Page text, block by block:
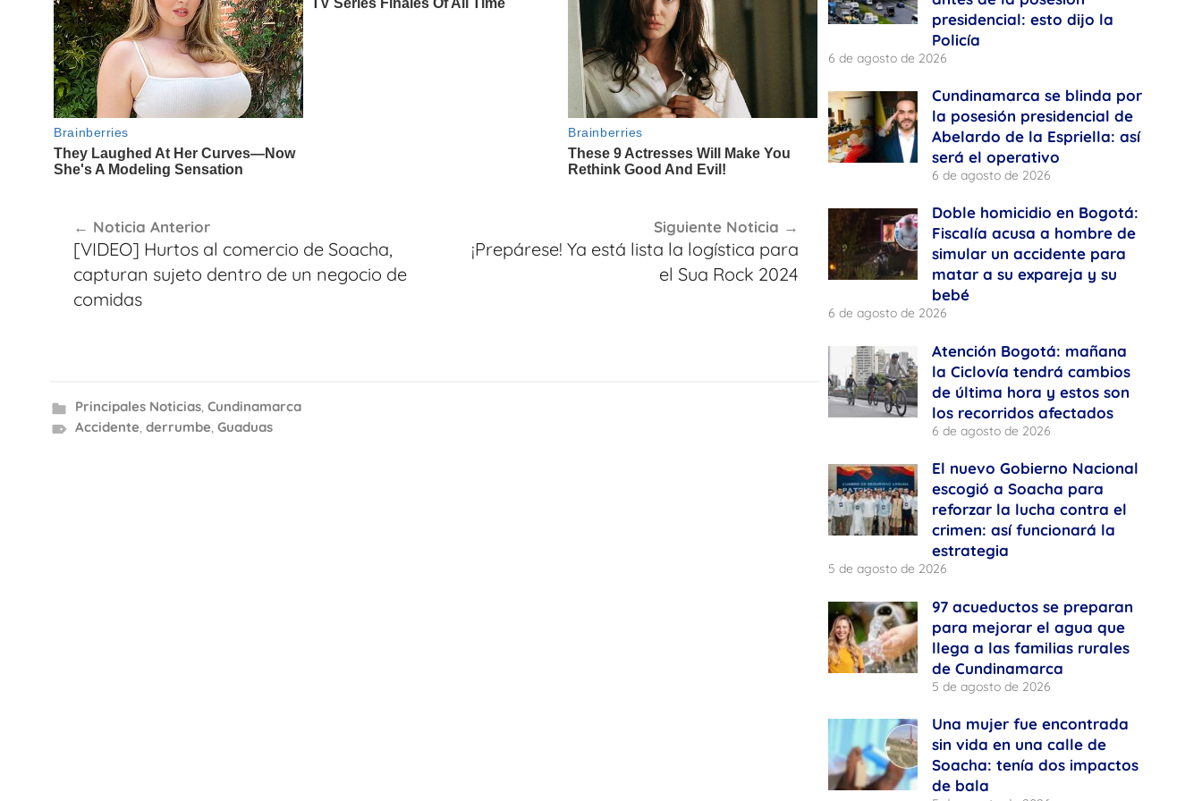
de
entradas
Noticia Anterior
[VIDEO] Hurtos al comercio de Soacha,
capturan sujeto dentro de un negocio de
comidas
Siguiente Noticia
¡Prepárese! Ya está lista la logística para
el Sua Rock 2024
Principales Noticias, Cundinamarca
Accidente, derrumbe, Guaduas
presidencial: esto dijo la
Policía
6 de agosto de 2026
Cundinamarca se blinda por
la posesión presidencial de
Abelardo de la Espriella: así
será el operativo
6 de agosto de 2026
Doble homicidio en Bogotá:
Fiscalía acusa a hombre de
simular un accidente para
matar a su expareja y su
bebé
6 de agosto de 2026
Atención Bogotá: mañana
la Ciclovía tendrá cambios
de última hora y estos son
los recorridos afectados
6 de agosto de 2026
El nuevo Gobierno Nacional
escogió a Soacha para
reforzar la lucha contra el
crimen: así funcionará la
estrategia
5 de agosto de 2026
97 acueductos se preparan
para mejorar el agua que
llega a las familias rurales
de Cundinamarca
5 de agosto de 2026
Una mujer fue encontrada
sin vida en una calle de
Soacha: tenía dos impactos
de bala